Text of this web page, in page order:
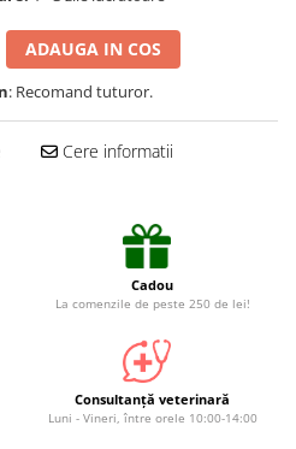
și
ADAUGA IN COS
: Recomand tuturor.
Cere informatii
Cadou
La comenzile de peste 250 de lei!
Consultanță veterinară
Luni - Vineri, între orele 10:00-14:00